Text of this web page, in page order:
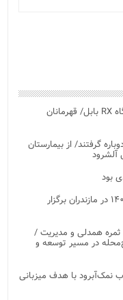
رقابت نفسگیر ۲۰ ورزشکار حرفه ای در باشگاه RX بابل/ قهرمانان
گرفتند/ از بیمارستان
آلشرود
رویدادهای شاخص هنری در نیمه نخست ۱۴۰۵ در مازندران برگزار
ثمره همدلی و مدیریت /
در مسیر توسعه و
نمک‌آبرود با هدف میزبانی